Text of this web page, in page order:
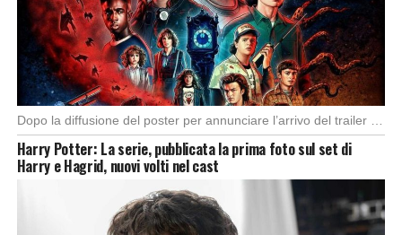
Harry Potter: La serie, pubblicata la prima foto sul set di
Harry e Hagrid, nuovi volti nel cast